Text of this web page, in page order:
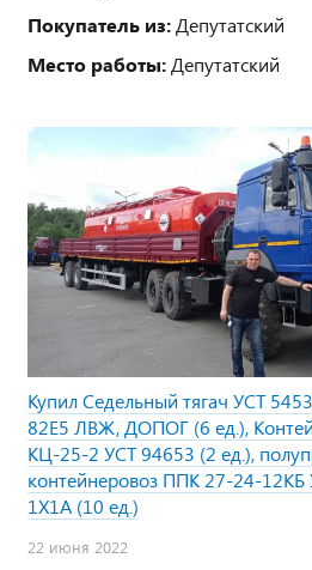
Покупатель из: Депутатский
Место работы: Депутатский
Купил Седельный тягач УСТ
82Е5 ЛВЖ, ДОПОГ (6 ед.),
КЦ-25-2 УСТ 94653 (2 ед.),
контейнеровоз ППК 27-24-
1Х1А (10 ед.)
22 июня 2022